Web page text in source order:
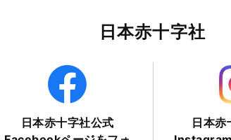
日本赤十字社
日本赤十字社公式
日本赤